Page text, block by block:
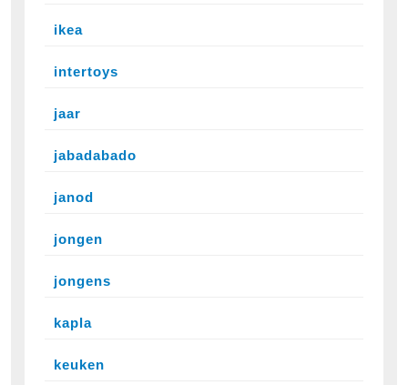
ikea
intertoys
jaar
jabadabado
janod
jongen
jongens
kapla
keuken